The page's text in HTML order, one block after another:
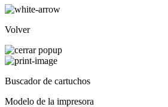
Volver
Buscador de cartuchos
Modelo de la impresora